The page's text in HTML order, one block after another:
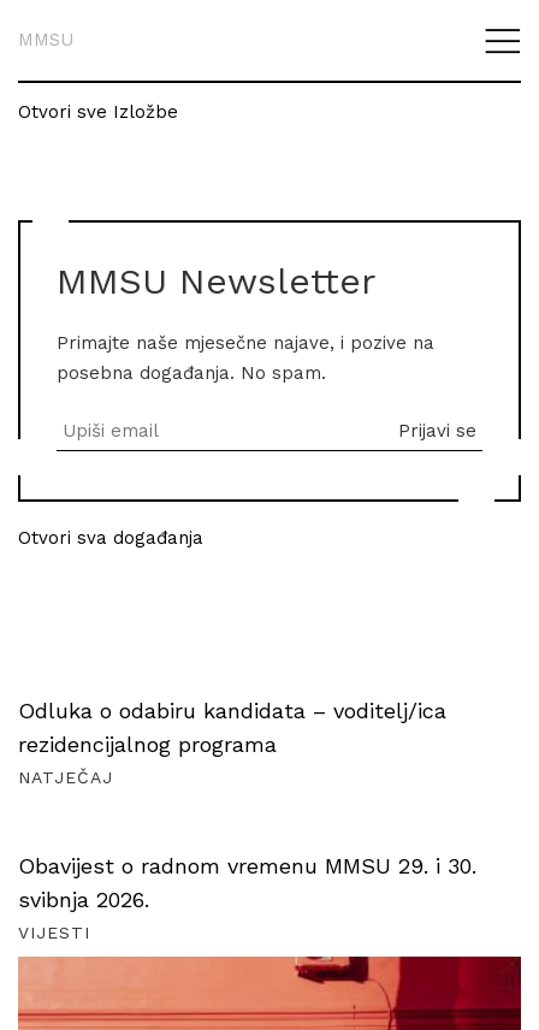
MMSU
Otvori sve Izložbe
MMSU Newsletter
Primajte naše mjesečne najave, i pozive na
posebna događanja. No spam.
Otvori sva događanja
Odluka o odabiru kandidata – voditelj/ica
rezidencijalnog programa
NATJEČAJ
Obavijest o radnom vremenu MMSU 29. i 30.
svibnja 2026.
VIJESTI